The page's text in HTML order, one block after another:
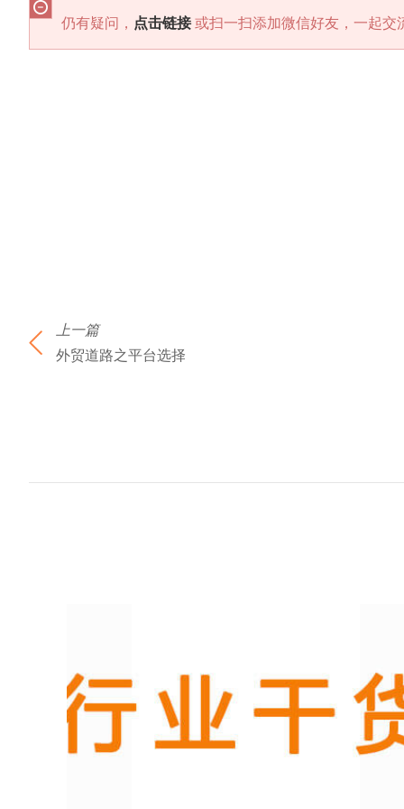
仍有疑问， 点击链接或扫一扫添加微信好友，一起交
上一篇
外贸道路之平台选择